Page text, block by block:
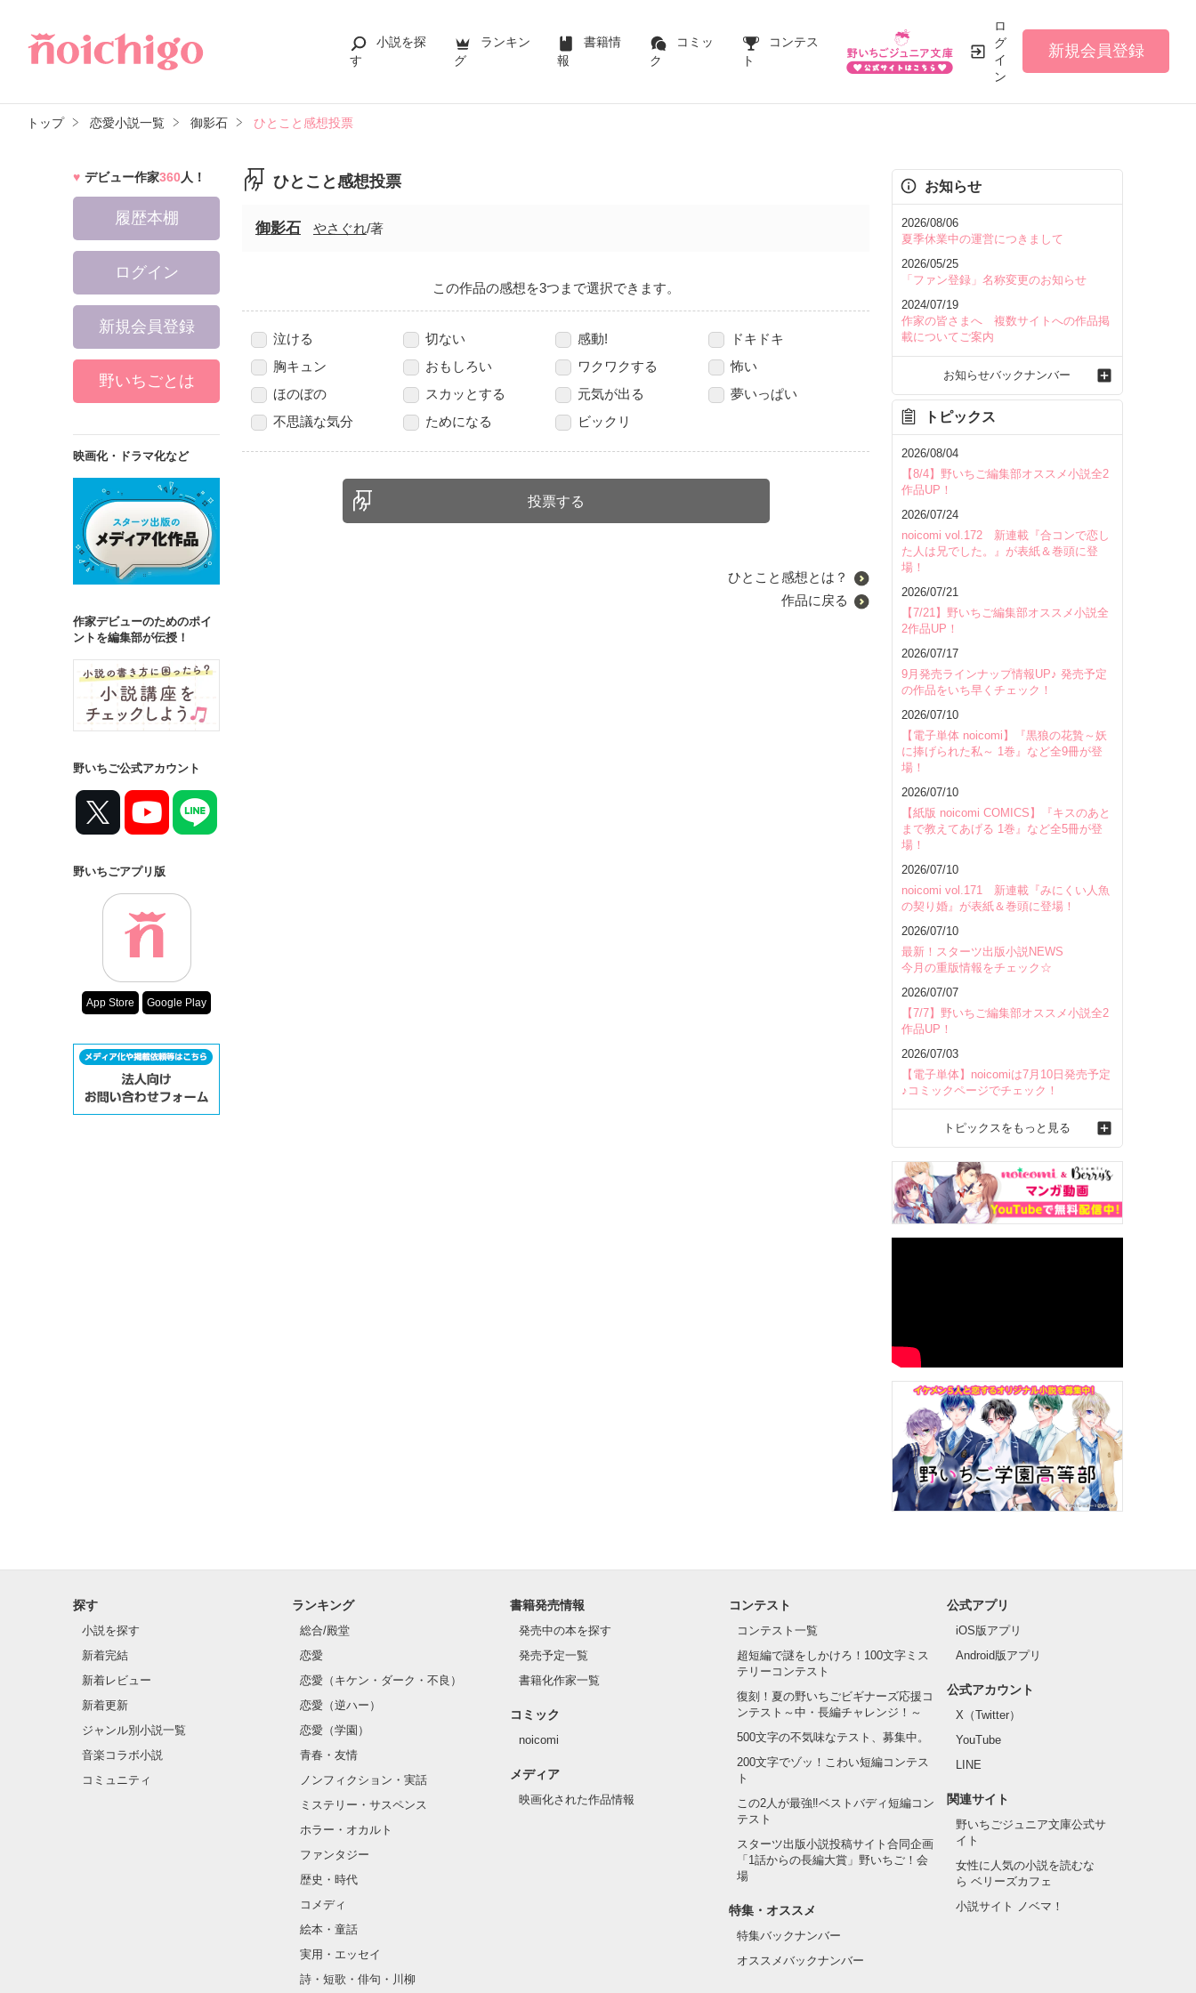
小説を探
す
ランキン
グ
書籍情
報
コミッ
ク
コンテス
ト
ロ
グ
イ
ン
新規会員登録
トップ 恋愛小説一覧 御影石 ひとこと感想投票
ひとこと感想投票
御影石 やさぐれ/著
この作品の感想を3つまで選択できます。
泣ける 切ない 感動!
ドキドキ
胸キュン
おもしろい ワクワクする
怖い
ほのぼの
スカッとする 元気が出る
夢いっぱい
不思議な気分
ためになる ビックリ
ひとこと感想とは？
作品に戻る
デビュー作家360人！
履歴本棚
ログイン
新規会員登録
野いちごとは
映画化・ドラマ化など
作家デビューのためのポイ
ントを編集部が伝授！
野いちご公式アカウント
野いちごアプリ版
App Store Google Play
お知らせ
2026/08/06
夏季休業中の運営につきまして
2026/05/25
「ファン登録」名称変更のお知らせ
2024/07/19
作家の皆さまへ 複数サイトへの作品掲
載についてご案内
お知らせバックナンバー
トピックス
2026/08/04
【8/4】野いちご編集部オススメ小説全2
作品UP！
2026/07/24
noicomi vol.172 新連載『合コンで恋し
た人は兄でした。』が表紙＆巻頭に登
場！
2026/07/21
【7/21】野いちご編集部オススメ小説全
2作品UP！
2026/07/17
9月発売ラインナップ情報UP♪ 発売予定
の作品をいち早くチェック！
2026/07/10
【電子単体 noicomi】『黒狼の花贄～妖
に捧げられた私～ 1巻』など全9冊が登
場！
2026/07/10
【紙版 noicomi COMICS】『キスのあと
まで教えてあげる 1巻』など全5冊が登
場！
2026/07/10
noicomi vol.171 新連載『みにくい人魚
の契り婚』が表紙＆巻頭に登場！
2026/07/10
最新！スターツ出版小説NEWS
今月の重版情報をチェック☆
2026/07/07
【7/7】野いちご編集部オススメ小説全2
作品UP！
2026/07/03
【電子単体】noicomiは7月10日発売予定
♪コミックページでチェック！
トピックスをもっと見る
探す
小説を探す
新着完結
新着レビュー
新着更新
ジャンル別小説一覧
音楽コラボ小説
コミュニティ
ランキング
総合/殿堂
恋愛
恋愛（キケン・ダーク・不良）
恋愛（逆ハー）
恋愛（学園）
青春・友情
ノンフィクション・実話
ミステリー・サスペンス
ホラー・オカルト
ファンタジー
歴史・時代
コメディ
絵本・童話
実用・エッセイ
詩・短歌・俳句・川柳
書籍発売情報
発売中の本を探す
発売予定一覧
書籍化作家一覧
コミック
noicomi
メディア
映画化された作品情報
コンテスト
コンテスト一覧
超短編で謎をしかけろ！100文字ミス
テリーコンテスト
復刻！夏の野いちごビギナーズ応援コ
ンテスト～中・長編チャレンジ！～
500文字の不気味なテスト、募集中。
200文字でゾッ！こわい短編コンテス
ト
この2人が最強‼ベストバディ短編コン
テスト
スターツ出版小説投稿サイト合同企画
「1話からの長編大賞」野いちご！会
場
特集・オススメ
特集バックナンバー
オススメバックナンバー
公式アプリ
iOS版アプリ
Android版アプリ
公式アカウント
X（Twitter）
YouTube
LINE
関連サイト
野いちごジュニア文庫公式サ
イト
女性に人気の小説を読むな
ら ベリーズカフェ
小説サイト ノベマ！